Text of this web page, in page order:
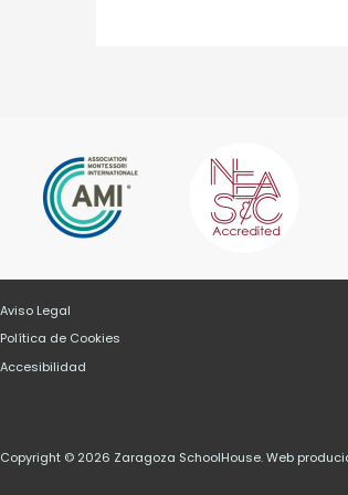
Aviso Legal
Política de Cookies
Accesibilidad
Copyright © 2026 Zaragoza SchoolHouse. Web